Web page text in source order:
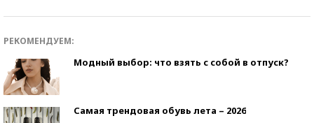
РЕКОМЕНДУЕМ:
Модный выбор: что взять с собой в отпуск?
Самая трендовая обувь лета – 2026